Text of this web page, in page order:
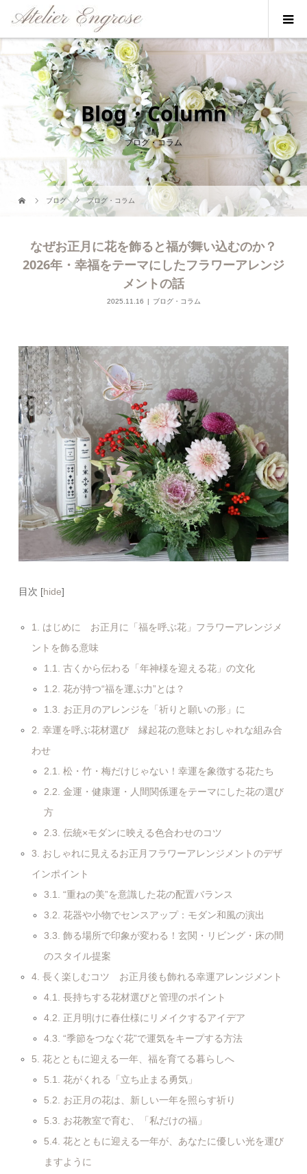
Blog・Column
ブログ・コラム
ブログ ブログ・コラム
なぜお正月に花を飾ると福が舞い込むのか？
2026年・幸福をテーマにしたフラワーアレンジ
メントの話
2025.11.16 ブログ・コラム
目次 [hide]
1. はじめに お正月に「福を呼ぶ花」フラワーアレンジメ
ントを飾る意味
1.1. 古くから伝わる「年神様を迎える花」の文化
1.2. 花が持つ“福を運ぶ力”とは？
1.3. お正月のアレンジを「祈りと願いの形」に
2. 幸運を呼ぶ花材選び 縁起花の意味とおしゃれな組み合
わせ
2.1. 松・竹・梅だけじゃない！幸運を象徴する花たち
2.2. 金運・健康運・人間関係運をテーマにした花の選び
方
2.3. 伝統×モダンに映える色合わせのコツ
3. おしゃれに見えるお正月フラワーアレンジメントのデザ
インポイント
3.1. “重ねの美”を意識した花の配置バランス
3.2. 花器や小物でセンスアップ：モダン和風の演出
3.3. 飾る場所で印象が変わる！玄関・リビング・床の間
のスタイル提案
4. 長く楽しむコツ お正月後も飾れる幸運アレンジメント
4.1. 長持ちする花材選びと管理のポイント
4.2. 正月明けに春仕様にリメイクするアイデア
4.3. “季節をつなぐ花”で運気をキープする方法
5. 花とともに迎える一年、福を育てる暮らしへ
5.1. 花がくれる「立ち止まる勇気」
5.2. お正月の花は、新しい一年を照らす祈り
5.3. お花教室で育む、「私だけの福」
5.4. 花とともに迎える一年が、あなたに優しい光を運び
ますように